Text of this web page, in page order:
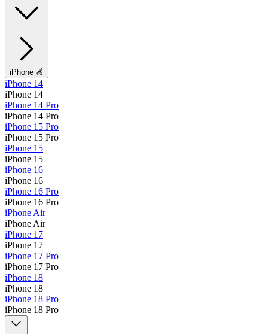
iPhone 🍏
iPhone 14
iPhone 14
iPhone 14 Pro
iPhone 14 Pro
iPhone 15 Pro
iPhone 15 Pro
iPhone 15
iPhone 15
iPhone 16
iPhone 16
iPhone 16 Pro
iPhone 16 Pro
iPhone Air
iPhone Air
iPhone 17
iPhone 17
iPhone 17 Pro
iPhone 17 Pro
iPhone 18
iPhone 18
iPhone 18 Pro
iPhone 18 Pro